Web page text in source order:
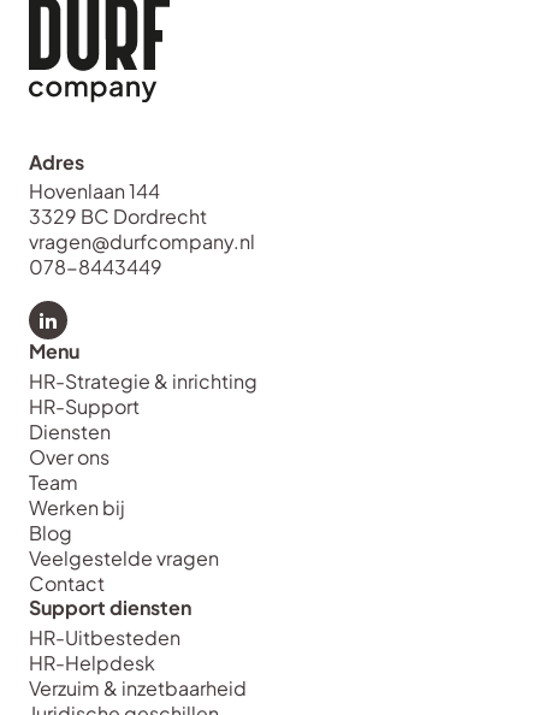
Adres
Hovenlaan 144
3329 BC Dordrecht
vragen@durfcompany.nl
078-8443449
Bekijk LinkedIn van Durf Company
Menu
HR-Strategie & inrichting
HR-Support
Diensten
Over ons
Team
Werken bij
Blog
Veelgestelde vragen
Contact
Support diensten
HR-Uitbesteden
HR-Helpdesk
Verzuim & inzetbaarheid